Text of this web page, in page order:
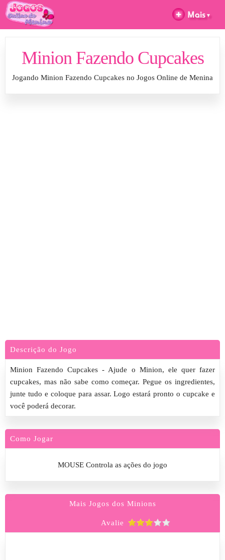
Minion Fazendo Cupcakes
Jogando Minion Fazendo Cupcakes no Jogos Online de Menina
Descrição do Jogo
Minion Fazendo Cupcakes - Ajude o Minion, ele quer fazer
cupcakes, mas não sabe como começar. Pegue os ingredientes,
junte tudo e coloque para assar. Logo estará pronto o cupcake e
você poderá decorar.
Como Jogar
MOUSE Controla as ações do jogo
Mais Jogos dos Minions
Avalie